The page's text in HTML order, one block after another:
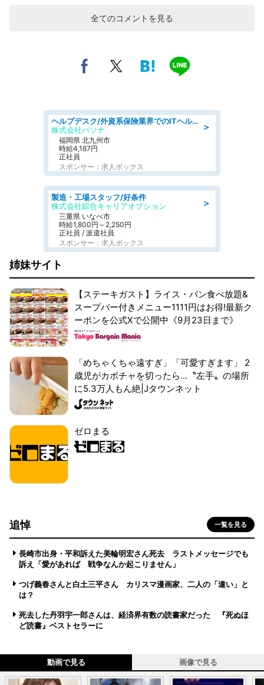
全てのコメントを見る
＞
ヘルプデスク/外資系保険業界でのITヘルプデスク業務/駅近/即日勤務可/ヘルプデスク
株式会社パソナ
福岡県 北九州市
時給4,167円
正社員
スポンサー：求人ボックス
＞
製造・工場スタッフ/好条件
株式会社綜合キャリアオプション
三重県 いなべ市
時給1,800円～2,250円
正社員 / 派遣社員
スポンサー：求人ボックス
姉妹サイト
【ステーキガスト】ライス・パン食べ放題&
スープバー付きメニュー1111円はお得!最新ク
ーポンを公式Xで公開中《9月23日まで》
「めちゃくちゃ遠すぎ」「可愛すぎます」 2
歳児がカボチャを切ったら...〝左手〟の場所
に5.3万人もん絶|Jタウンネット
ゼロまる
追悼 一覧を見る
長崎市出身・平和訴えた美輪明宏さん死去 ラストメッセージでも
訴え「愛があれば 戦争なんか起こりません」
つげ義春さんと白土三平さん カリスマ漫画家、二人の「違い」と
は？
死去した丹羽宇一郎さんは、経済界有数の読書家だった 『死ぬほ
ど読書』ベストセラーに
動画で見る 画像で見る